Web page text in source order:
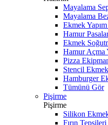
Mayalama
Mayalama
Ekmek
Hamur
Ekmek
Hamur Açma
Pizza
Stencil
Hamburger
Tümünü Gör
Pişirme
Pişirme
Silikon
Fırın Tepsileri